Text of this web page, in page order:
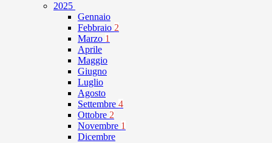
2025
Gennaio
Febbraio 2
Marzo 1
Aprile
Maggio
Giugno
Luglio
Agosto
Settembre 4
Ottobre 2
Novembre 1
Dicembre